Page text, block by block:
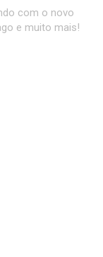
com o novo
e muito mais!